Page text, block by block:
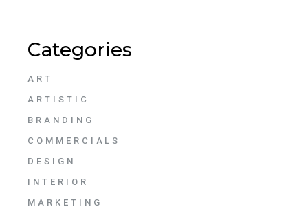
Categories
ART
ARTISTIC
BRANDING
COMMERCIALS
DESIGN
INTERIOR
MARKETING